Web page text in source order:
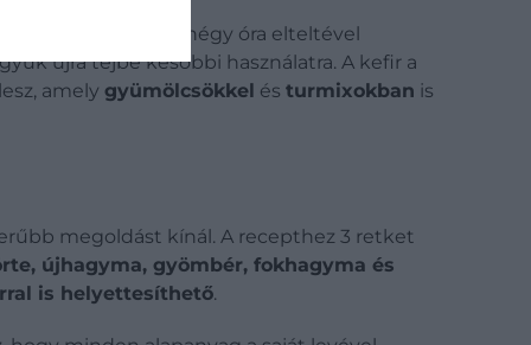
napig. Huszonnégy óra elteltével
újra tejbe későbbi használatra. A kefir a
amely gyümölcsökkel és turmixokban is
megoldást kínál. A recepthez 3 retket
újhagyma, gyömbér, fokhagyma és
is helyettesíthető.